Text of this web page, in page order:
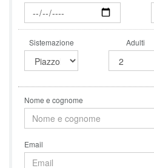
Sistemazione Adulti
Nome e cognome
Email